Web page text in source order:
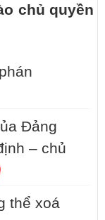
chủ quyền
Đảng
– chủ
thể xoá